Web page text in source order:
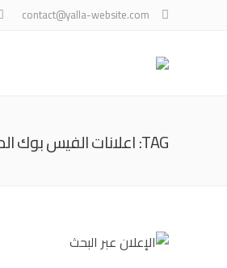
contact@yalla-website.com
TAG: اعلانات الفيس بوك المدفوعة